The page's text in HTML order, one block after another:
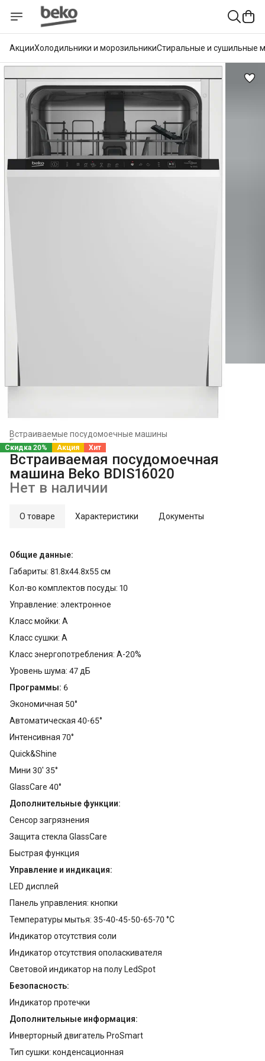
АкцииХолодильники и морозильникиСтиральные и сушильные
Встраиваемые посудомоечные машины
Встраиваемая техника
Главная ›
Скидка 20% Акция Хит
Встраиваемая посудомоечная
машина Beko BDIS16020
Нет в наличии
О товаре Характеристики Документы
Общие данные:
Габариты: 81.8x44.8x55 см
Кол-во комплектов посуды: 10
Управление: электронное
Класс мойки: A
Класс сушки: A
Класс энергопотребления: A-20%
Уровень шума: 47 дБ
Программы: 6
Экономичная 50°
Автоматическая 40-65°
Интенсивная 70°
Quick&Shine
Мини 30' 35°
GlassCare 40°
Дополнительные функции:
Сенсор загрязнения
Защита стекла GlassCare
Быстрая функция
Управление и индикация:
LЕD дисплей
Панель управления: кнопки
Температуры мытья: 35-40-45-50-65-70 °С
Индикатор отсутствия соли
Индикатор отсутствия ополаскивателя
Световой индикатор на полу LedSpot
Безопасность:
Индикатор протечки
Дополнительные информация:
Инверторный двигатель ProSmart
Тип сушки: конденсационная